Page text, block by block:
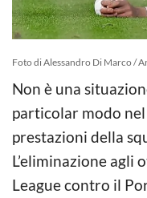
Foto di Alessandro Di Marco /
Non è una
particolar modo
prestazioni della
L’eliminazione agli
League contro il